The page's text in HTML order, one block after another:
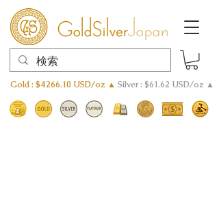
Gold : $4266.10 USD/oz ▲ Silver : $61.62 USD/oz ▲